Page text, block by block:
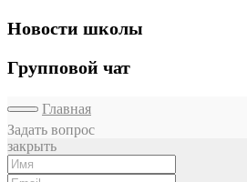
Новости школы
Групповой чат
Главная
Задать вопрос
закрыть